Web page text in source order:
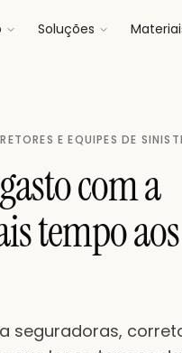
Soluções
E EQUIPES DE
com a
tempo aos
seguradoras,